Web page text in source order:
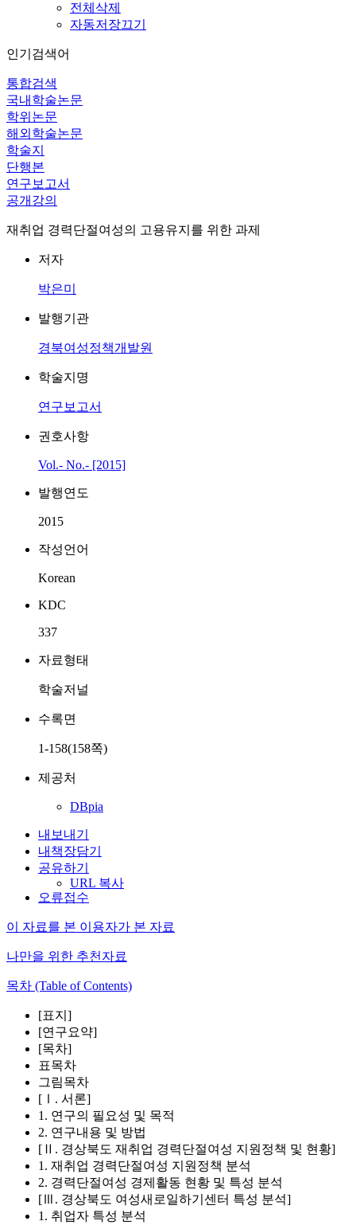
전체삭제
자동저장끄기
인기검색어
통합검색
국내학술논문
학위논문
해외학술논문
학술지
단행본
연구보고서
공개강의
재취업 경력단절여성의 고용유지를 위한 과제
저자
박은미
발행기관
경북여성정책개발원
학술지명
연구보고서
권호사항
Vol.- No.- [2015]
발행연도
2015
작성언어
Korean
KDC
337
자료형태
학술저널
수록면
1-158(158쪽)
제공처
DBpia
내보내기
내책장담기
공유하기
URL 복사
오류접수
이 자료를 본 이용자가 본 자료
나만을 위한 추천자료
목차 (Table of Contents)
[표지]
[연구요약]
[목차]
표목차
그림목차
[Ⅰ. 서론]
1. 연구의 필요성 및 목적
2. 연구내용 및 방법
[Ⅱ. 경상북도 재취업 경력단절여성 지원정책 및 현황]
1. 재취업 경력단절여성 지원정책 분석
2. 경력단절여성 경제활동 현황 및 특성 분석
[Ⅲ. 경상북도 여성새로일하기센터 특성 분석]
1. 취업자 특성 분석